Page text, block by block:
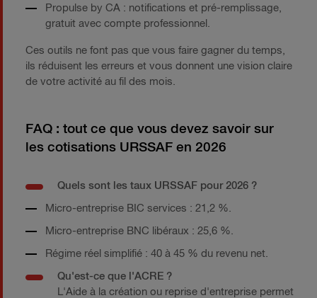
Propulse by CA : notifications et pré-remplissage,
gratuit avec compte professionnel.
Ces outils ne font pas que vous faire gagner du temps,
ils réduisent les erreurs et vous donnent une vision claire
de votre activité au fil des mois.
FAQ : tout ce que vous devez savoir sur
les cotisations URSSAF en 2026
Quels sont les taux URSSAF pour 2026 ?
Micro-entreprise BIC services : 21,2 %.
Micro-entreprise BNC libéraux : 25,6 %.
Régime réel simplifié : 40 à 45 % du revenu net.
Qu'est-ce que l'ACRE ?
L'Aide à la création ou reprise d'entreprise permet